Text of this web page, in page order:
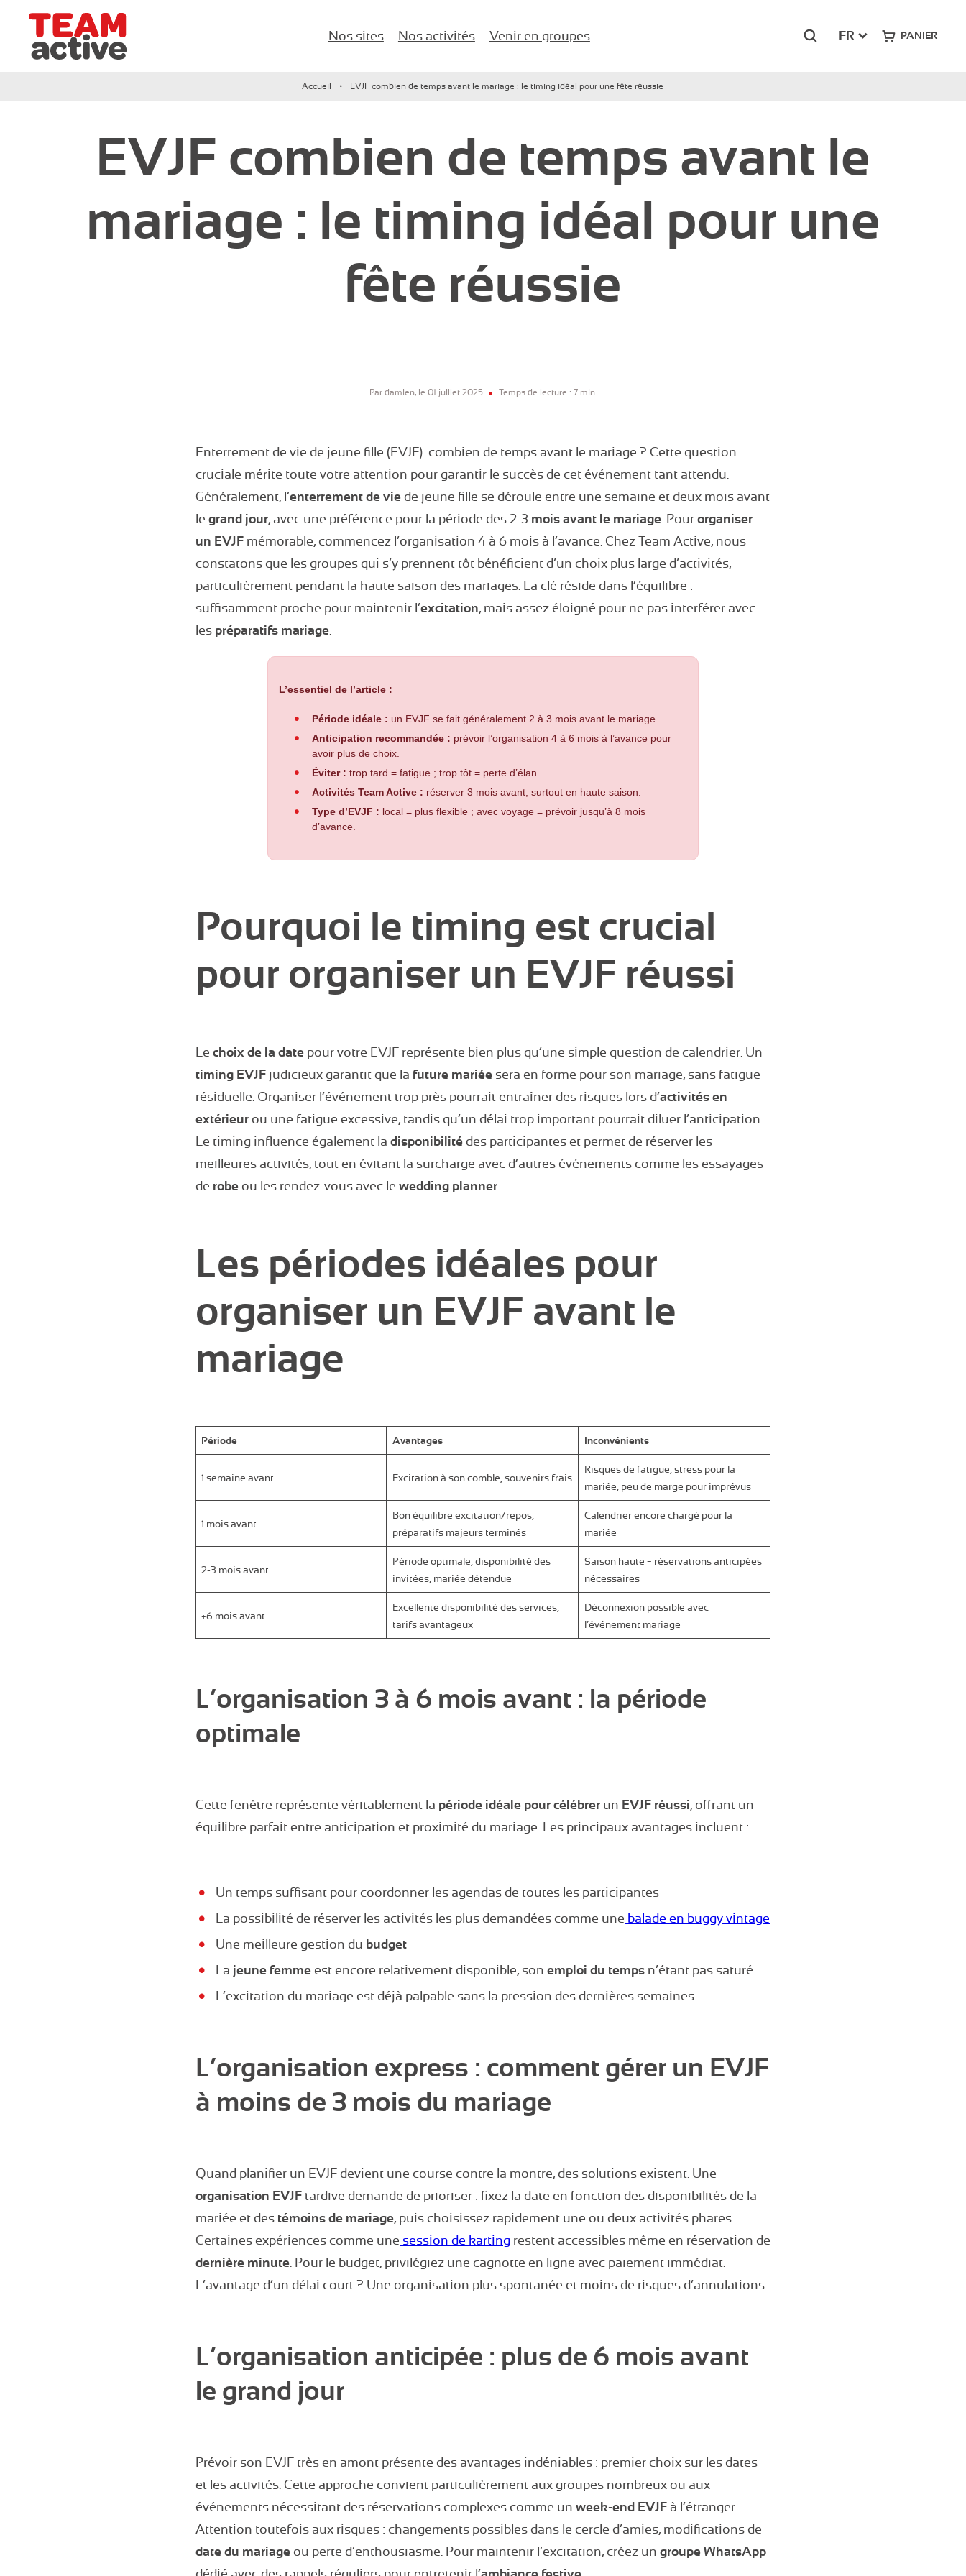
Nos sites
Circuit de Deauville
Circuit de Ouistreham
Lac d’Enghien-les-Bains Pont Royal – Mallemort
Nos activités
Paintball / Laser game
Buggy vintage
Jeux de salle
Enfants
Venir en groupes
EVJF/EVG
Comité d’entreprise
Salle de Séminaire
Événements d’entreprise
Rechercher
FR PANIER
Accueil EVJF combien de temps avant le mariage : le timing idéal pour une fête réussie
EVJF combien de temps avant le
mariage : le timing idéal pour une
fête réussie
Par damien, le 01 juillet 2025 Temps de lecture : 7 min.
Enterrement de vie de jeune fille (EVJF) combien de temps avant le mariage ? Cette question
cruciale mérite toute votre attention pour garantir le succès de cet événement tant attendu.
Généralement, l’enterrement de vie de jeune fille se déroule entre une semaine et deux mois avant
le grand jour, avec une préférence pour la période des 2-3 mois avant le mariage. Pour organiser
un EVJF mémorable, commencez l’organisation 4 à 6 mois à l’avance. Chez Team Active, nous
constatons que les groupes qui s’y prennent tôt bénéficient d’un choix plus large d’activités,
particulièrement pendant la haute saison des mariages. La clé réside dans l’équilibre :
suffisamment proche pour maintenir l’excitation, mais assez éloigné pour ne pas interférer avec
les préparatifs mariage.
L’essentiel de l’article :
Période idéale : un EVJF se fait généralement 2 à 3 mois avant le mariage.
Anticipation recommandée : prévoir l’organisation 4 à 6 mois à l’avance pour
avoir plus de choix.
Éviter : trop tard = fatigue ; trop tôt = perte d’élan.
Activités Team Active : réserver 3 mois avant, surtout en haute saison.
Type d’EVJF : local = plus flexible ; avec voyage = prévoir jusqu’à 8 mois
d’avance.
Pourquoi le timing est crucial
pour organiser un EVJF réussi
Le choix de la date pour votre EVJF représente bien plus qu’une simple question de calendrier. Un
timing EVJF judicieux garantit que la future mariée sera en forme pour son mariage, sans fatigue
résiduelle. Organiser l’événement trop près pourrait entraîner des risques lors d’activités en
extérieur ou une fatigue excessive, tandis qu’un délai trop important pourrait diluer l’anticipation.
Le timing influence également la disponibilité des participantes et permet de réserver les
meilleures activités, tout en évitant la surcharge avec d’autres événements comme les essayages
de robe ou les rendez-vous avec le wedding planner.
Les périodes idéales pour
organiser un EVJF avant le
mariage
Période Avantages Inconvénients
1 semaine avant Excitation à son comble, souvenirs frais
Risques de fatigue, stress pour la
mariée, peu de marge pour imprévus
1 mois avant
Bon équilibre excitation/repos,
préparatifs majeurs terminés
Calendrier encore chargé pour la
mariée
2-3 mois avant
Période optimale, disponibilité des
invitées, mariée détendue
Saison haute = réservations anticipées
nécessaires
+6 mois avant
Excellente disponibilité des services,
tarifs avantageux
Déconnexion possible avec
l’événement mariage
L’organisation 3 à 6 mois avant : la période
optimale
Cette fenêtre représente véritablement la période idéale pour célébrer un EVJF réussi, offrant un
équilibre parfait entre anticipation et proximité du mariage. Les principaux avantages incluent :
Un temps suffisant pour coordonner les agendas de toutes les participantes
La possibilité de réserver les activités les plus demandées comme une balade en buggy vintage
Une meilleure gestion du budget
La jeune femme est encore relativement disponible, son emploi du temps n’étant pas saturé
L’excitation du mariage est déjà palpable sans la pression des dernières semaines
L’organisation express : comment gérer un EVJF
à moins de 3 mois du mariage
Quand planifier un EVJF devient une course contre la montre, des solutions existent. Une
organisation EVJF tardive demande de prioriser : fixez la date en fonction des disponibilités de la
mariée et des témoins de mariage, puis choisissez rapidement une ou deux activités phares.
Certaines expériences comme une session de karting restent accessibles même en réservation de
dernière minute. Pour le budget, privilégiez une cagnotte en ligne avec paiement immédiat.
L’avantage d’un délai court ? Une organisation plus spontanée et moins de risques d’annulations.
L’organisation anticipée : plus de 6 mois avant
le grand jour
Prévoir son EVJF très en amont présente des avantages indéniables : premier choix sur les dates
et les activités. Cette approche convient particulièrement aux groupes nombreux ou aux
événements nécessitant des réservations complexes comme un week-end EVJF à l’étranger.
Attention toutefois aux risques : changements possibles dans le cercle d’amies, modifications de
date du mariage ou perte d’enthousiasme. Pour maintenir l’excitation, créez un groupe WhatsApp